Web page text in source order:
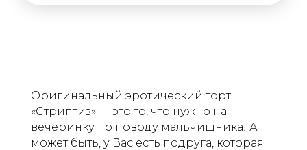
Оригинальный эротический торт
«Стриптиз» — это то, что нужно на
вечеринку по поводу мальчишника! А
может быть, у Вас есть подруга, которая